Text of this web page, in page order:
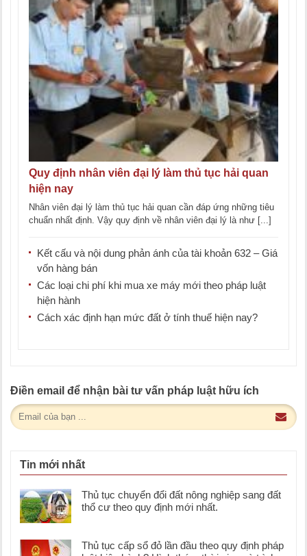
Quy định nhân viên đại lý làm thủ tục hải quan
hiện nay
Nhân viên đại lý làm thủ tục hải quan cần đáp ứng những tiêu
chuẩn nhất định. Vậy quy định về nhân viên đại lý là như [...]
Kết cấu và nội dung phản ánh của tài khoản 632 – Giá
vốn hàng bán
Các loại chi phí khi mua xe máy mới theo pháp luật
hiện hành
Cách xác định hạn mức đất ở tính thuế hiện nay?
Điền email để nhận bài tư vấn pháp luật hữu ích
Tin mới nhất
Thủ tục chuyển đổi đất nông nghiệp sang đất
thổ cư theo quy định mới nhất.
Thủ tục cấp sổ đỏ lần đầu theo quy định pháp